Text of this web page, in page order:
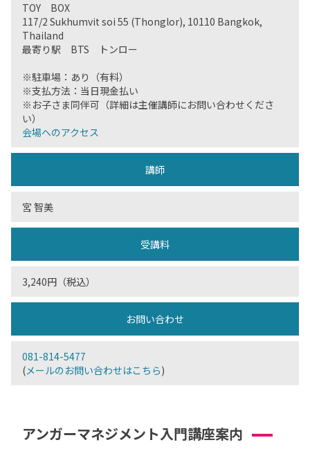
TOY BOX
117/2 Sukhumvit soi 55 (Thonglor), 10110 Bangkok,
Thailand
最寄り駅 BTS トンロー
※駐車場：あり（有料）
※支払方法：当日現金払い
※お子さま同伴可（詳細は主催講師にお問い合わせくださ
い）
会場へのアクセス
講師
宮 智美
受講料
3,240円（税込）
お問い合わせ
081-814-5477
(メールのお問い合わせはこちら)
アンガーマネジメント入門講座案内